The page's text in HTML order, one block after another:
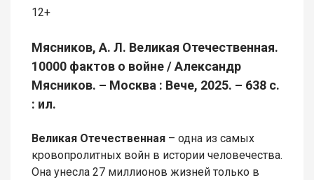
12+
Мясников, А. Л. Великая Отечественная.
10000 фактов о войне / Александр
Мясников. – Москва : Вече, 2025. – 638 с.
: ил.
Великая Отечественная – одна из самых
кровопролитных войн в истории человечества.
Она унесла 27 миллионов жизней только в